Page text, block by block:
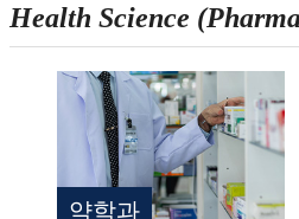
Health Science
약학과